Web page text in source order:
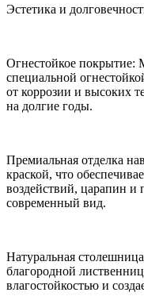
Эстетика и
Огнестойкое покрытие:
специальной
от коррозии и высоких
на долгие годы.
Премиальная отделка
краской, что
воздействий, царапин и
современный вид.
Натуральная
благородной
влагостойкостью и